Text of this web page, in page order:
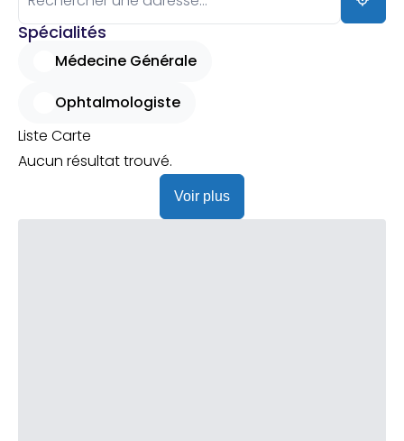
Pharmacien
Connexion
Praticien ?
Spécialités
Médecine Générale
Ophtalmologiste
Liste Carte
Aucun résultat trouvé.
Voir plus